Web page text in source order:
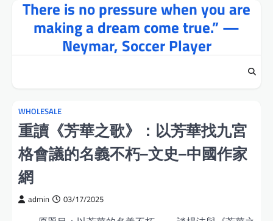
There is no pressure when you are
making a dream come true.” —
Neymar, Soccer Player
WHOLESALE
重讀《芳華之歌》：以芳華找九宮
格會議的名義不朽–文史–中國作家
網
admin 03/17/2025